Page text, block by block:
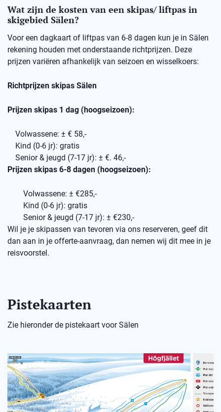
Wat zijn de kosten van een skipas/ liftpas in
skigebied Sälen?
Voor een dagkaart of liftpas van 6-8 dagen kun je in Sälen
rekening houden met onderstaande richtprijzen. Deze
prijzen variëren afhankelijk van seizoen en wisselkoers:
Richtprijzen skipas Sälen
Prijzen skipas 1 dag (hoogseizoen):
Volwassene: ± € 58,-
Kind (0-6 jr): gratis
Senior & jeugd (7-17 jr): ± €. 46,-
Prijzen skipas 6-8 dagen (hoogseizoen):
Volwassene: ± €285,-
Kind (0-6 jr): gratis
Senior & jeugd (7-17 jr): ± €230,-
Wil je je skipassen van tevoren via ons reserveren, geef dit
dan aan in je offerte-aanvraag, dan nemen wij dit mee in je
reisvoorstel.
Pistekaarten
Zie hieronder de pistekaart voor Sälen